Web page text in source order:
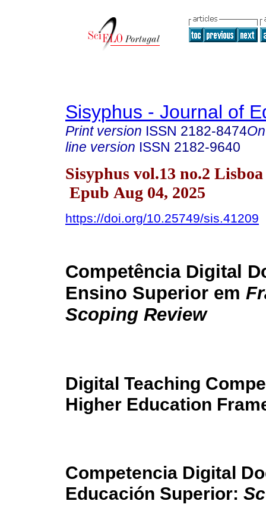
Sisyphus - Journal of
Print version ISSN 2182-8474
line version ISSN 2182-9640
Sisyphus vol.13 no.2
Epub Aug 04, 2025
https://doi.org/10.25749/sis.41209
Competência Digital
Ensino Superior em
Scoping Review
Digital Teaching
Higher Education
Competencia Digital
Educación Superior: